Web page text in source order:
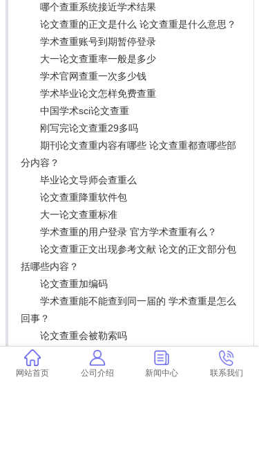
哪个查重系统接近学术结果
论文查重的正文是什么 论文查重是什么意思？
学术查重账号到期暂停登录
大一论文查重率一般是多少
学术官网查重一次多少钱
学术毕业论文怎样免费查重
中国学术sci论文查重
刚写完论文查重29多吗
期刊论文查重内容有哪些 论文查重都查哪些部
分内容？
毕业论文导师会查重么
论文查重降重软件包
大一论文查重标准
学术查重的用户登录 官方学术查重有么？
论文查重正文出现参考文献 论文的正文部分包
括哪些内容？
论文查重加编码
学术查重能不能查到同一届的 学术查重是怎么
回事？
论文查重会被勒索吗
本科毕业论文都查重吗
知乎网可以免费查重吗 免费的查重网站有哪
网站首页 公司介绍 新闻中心 联系我们